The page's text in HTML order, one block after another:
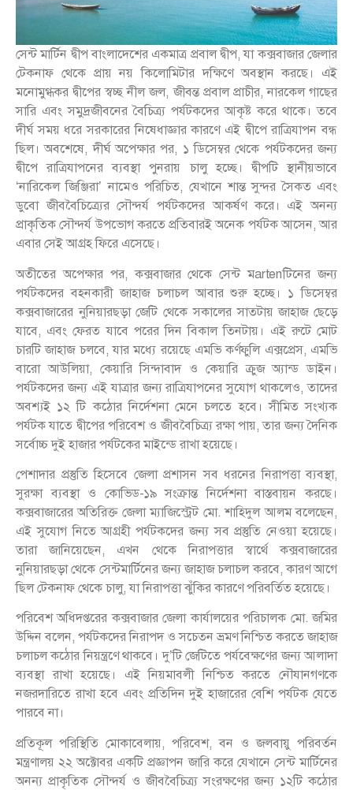
সেন্ট মার্টিন দ্বীপ বাংলাদেশের একমাত্র প্রবাল দ্বীপ, যা কক্সবাজার জেলার
টেকনাফ থেকে প্রায় নয় কিলোমিটার দক্ষিণে অবস্থান করছে। এই
মনোমুগ্ধকর দ্বীপের স্বচ্ছ নীল জল, জীবন্ত প্রবাল প্রাচীর, নারকেল গাছের
সারি এবং সমুদ্রজীবনের বৈচিত্র্য পর্যটকদের আকৃষ্ট করে থাকে। তবে
দীর্ঘ সময় ধরে সরকারের নিষেধাজ্ঞার কারণে এই দ্বীপে রাত্রিযাপন বন্ধ
ছিল। অবশেষে, দীর্ঘ অপেক্ষার পর, ১ ডিসেম্বর থেকে পর্যটকদের জন্য
দ্বীপে রাত্রিযাপনের ব্যবস্থা পুনরায় চালু হচ্ছে। দ্বীপটি স্থানীয়ভাবে
‘নারিকেল জিঞ্জিরা’ নামেও পরিচিত, যেখানে শান্ত সুন্দর সৈকত এবং
ডুবো জীববৈচিত্র্যের সৌন্দর্য পর্যটকদের আকর্ষণ করে। এই অনন্য
প্রাকৃতিক সৌন্দর্য উপভোগ করতে প্রতিবারই অনেক পর্যটক আসেন, আর
এবার সেই আগ্রহ ফিরে এসেছে।
অতীতের অপেক্ষার পর, কক্সবাজার থেকে সেন্ট মartenটিনের জন্য
পর্যটকদের বহনকারী জাহাজ চলাচল আবার শুরু হচ্ছে। ১ ডিসেম্বর
কক্সবাজারের নুনিয়ারছড়া জেটি থেকে সকালের সাতটায় জাহাজ ছেড়ে
যাবে, এবং ফেরত যাবে পরের দিন বিকাল তিনটায়। এই রুটে মোট
চারটি জাহাজ চলবে, যার মধ্যে রয়েছে এমভি কর্ণফুলি এক্সপ্রেস, এমভি
বারো আউলিয়া, কেয়ারি সিন্দাবাদ ও কেয়ারি ক্রুজ অ্যান্ড ডাইন।
পর্যটকদের জন্য এই যাত্রার জন্য রাত্রিযাপনের সুযোগ থাকলেও, তাদের
অবশ্যই ১২ টি কঠোর নির্দেশনা মেনে চলতে হবে। সীমিত সংখ্যক
পর্যটক যাতে দ্বীপের পরিবেশ ও জীববৈচিত্র্য রক্ষা পায়, তার জন্য দৈনিক
সর্বোচ্চ দুই হাজার পর্যটকের মাইন্ডে রাখা হয়েছে।
পেশাদার প্রস্তুতি হিসেবে জেলা প্রশাসন সব ধরনের নিরাপত্তা ব্যবস্থা,
সুরক্ষা ব্যবস্থা ও কোভিড-১৯ সংক্রান্ত নির্দেশনা বাস্তবায়ন করছে।
কক্সবাজারের অতিরিক্ত জেলা ম্যাজিস্ট্রেট মো. শাহিদুল আলম বলেছেন,
এই সুযোগ নিতে আগ্রহী পর্যটকদের জন্য সব প্রস্তুতি নেওয়া হয়েছে।
তারা জানিয়েছেন, এখন থেকে নিরাপত্তার স্বার্থে কক্সবাজারের
নুনিয়ারছড়া থেকে সেন্টমার্টিনের জন্য জাহাজ চলাচল করবে, কারণ আগে
ছিল টেকনাফ থেকে চালু, যা নিরাপত্তা ঝুঁকির কারণে পরিবর্তিত হয়েছে।
পরিবেশ অধিদপ্তরের কক্সবাজার জেলা কার্যালয়ের পরিচালক মো. জমির
উদ্দিন বলেন, পর্যটকদের নিরাপদ ও সচেতন ভ্রমণ নিশ্চিত করতে জাহাজ
চলাচল কঠোর নিয়ন্ত্রণে থাকবে। দু’টি জেটিতে পর্যবেক্ষণের জন্য আলাদা
ব্যবস্থা রাখা হয়েছে। এই নিয়মাবলী নিশ্চিত করতে নৌযানগণকে
নজরদারিতে রাখা হবে এবং প্রতিদিন দুই হাজারের বেশি পর্যটক যেতে
পারবে না।
প্রতিকূল পরিস্থিতি মোকাবেলায়, পরিবেশ, বন ও জলবায়ু পরিবর্তন
মন্ত্রণালয় ২২ অক্টোবর একটি প্রজ্ঞাপন জারি করে যেখানে সেন্ট মার্টিনের
অনন্য প্রাকৃতিক সৌন্দর্য ও জীববৈচিত্র্য সংরক্ষণের জন্য ১২টি কঠোর